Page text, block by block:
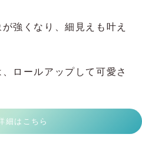
強くなり、細見えも叶え
ロールアップして可愛さ
細はこちら